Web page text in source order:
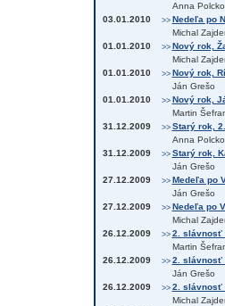
Anna
03.01.2010
>> Nedeľa po
Michal
01.01.2010
>> Nový rok,
Michal
01.01.2010
>> Nový rok,
Ján Grešo
01.01.2010
>> Nový rok,
Martin
31.12.2009
>> Starý rok,
Anna
31.12.2009
>> Starý rok,
Ján Grešo
27.12.2009
>> Medeľa po
Ján Grešo
27.12.2009
>> Nedeľa po
Michal
26.12.2009
>> 2. slávnosť
Martin
26.12.2009
>> 2. slávnosť
Ján Grešo
26.12.2009
>> 2. slávnosť
Michal